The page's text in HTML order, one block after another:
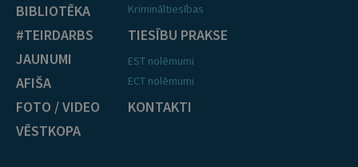
BIBLIOTĒKA
#TEIRDARBS
JAUNUMI
AFIŠA
FOTO / VIDEO
VĒSTKOPA
Krimināltiesības
TIESĪBU PRAKSE
EST nolēmumi
ECT nolēmumi
KONTAKTI